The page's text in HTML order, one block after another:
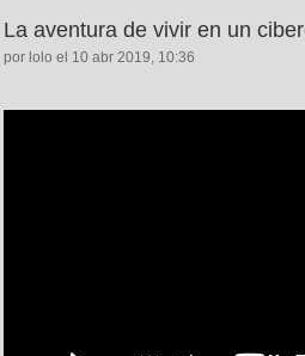
La aventura de vivir en un
por lolo el 10 abr 2019, 10:36